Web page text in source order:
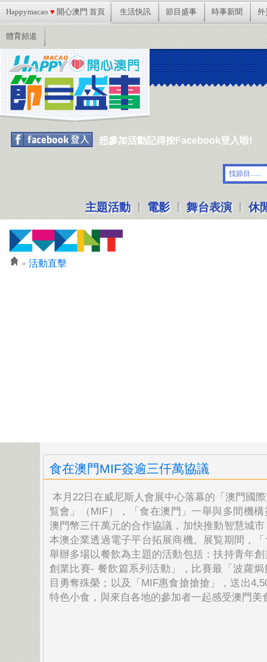
Happymacao ♥ 開心澳門 首頁 生活快訊 節目盛事 時事新聞 外
體育頻道
想參加活動記得按Facebook登入啦!
主題活動 | 電影 | 舞台表演 | 休
» 活動直擊
食在澳門MIF簽逾三仟萬協議
本月22日在威尼斯人會展中心落幕的「澳門國
覧會」（MIF），「食在澳門」一舉與多間機
澳門幣三仟萬元的合作協議，加快推動智慧城
本澳企業透過電子平台拓展商機。展覧期間，
舉辦多場以餐飲為主題的活動包括：扶持青年
創業比賽- 餐飲篇系列活動」，比賽最「波蘿
目勇奪殊榮；以及「MIF惠食搶搶搶」，送出
特色小食，與來自各地的參加者一起感受澳門美